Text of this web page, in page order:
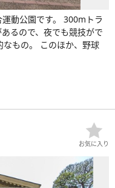
動公園です。 300mトラ
るので、夜でも競技がで
なもの。 このほか、野球
お気に入り